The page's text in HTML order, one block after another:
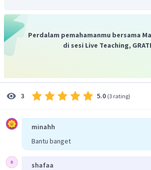
dengan nuansa Islami seperti
ngatus dino dan sebagainya. Sunan Muria
Dengan demikian gaya berdakwah
dakwah menggunakan
mempertahankan kesenian
menciptakan beberapa tembang Jawa.
Perdalam pemahamanmu bersama
di sesi Live Teaching,
3 5.0 (3 rating)
minahh
Bantu banget
shafaa